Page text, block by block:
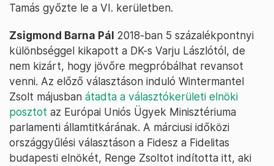
Tamás győzte le a VI. kerületben.
Zsigmond Barna Pál 2018-ban 5 százalékpontnyi
különbséggel kikapott a DK-s Varju Lászlótól, de
nem kizárt, hogy jövőre megpróbálhat revansot
venni. Az előző választáson induló Wintermantel
Zsolt májusban átadta a választókerületi elnöki
posztot az Európai Uniós Ügyek Minisztériuma
parlamenti államtitkárának. A márciusi időközi
országgyűlési választáson a Fidesz a Fidelitas
budapesti elnökét, Renge Zsoltot indította itt, aki